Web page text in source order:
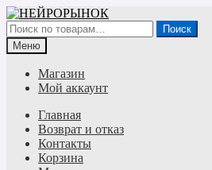
Перейти
к
навигации
Перейти
к
содержимому
Искать:
Поиск
Меню
Магазин
Мой аккаунт
Главная
Возврат и отказ
Контакты
Корзина